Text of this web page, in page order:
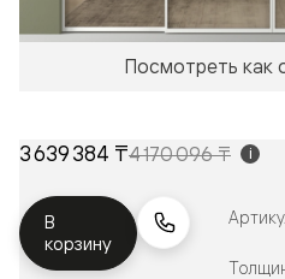
Посмотреть как
3 639 384 ₸4 170 096 ₸ i
В
корзину